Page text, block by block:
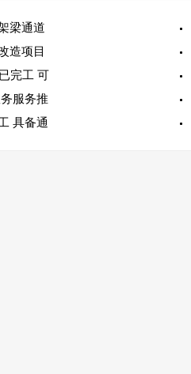
梁通道
造项目
完工 可
服务推
具备通